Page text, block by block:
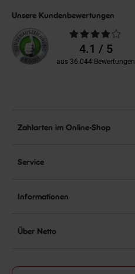
Unsere Kundenbewertungen
Durchschnittliche
Bewertungen4.1 / 5
aus 36.044 Bewertungen
Zahlarten im Online-Shop
Service
Informationen
Über Netto